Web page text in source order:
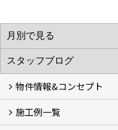
物件情報&コンセプト
新着情報&基住の３つの家
イベント予告
イベント報告
施工例一覧